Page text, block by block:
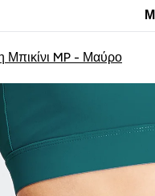
Μπικίνι MP - Μαύρο